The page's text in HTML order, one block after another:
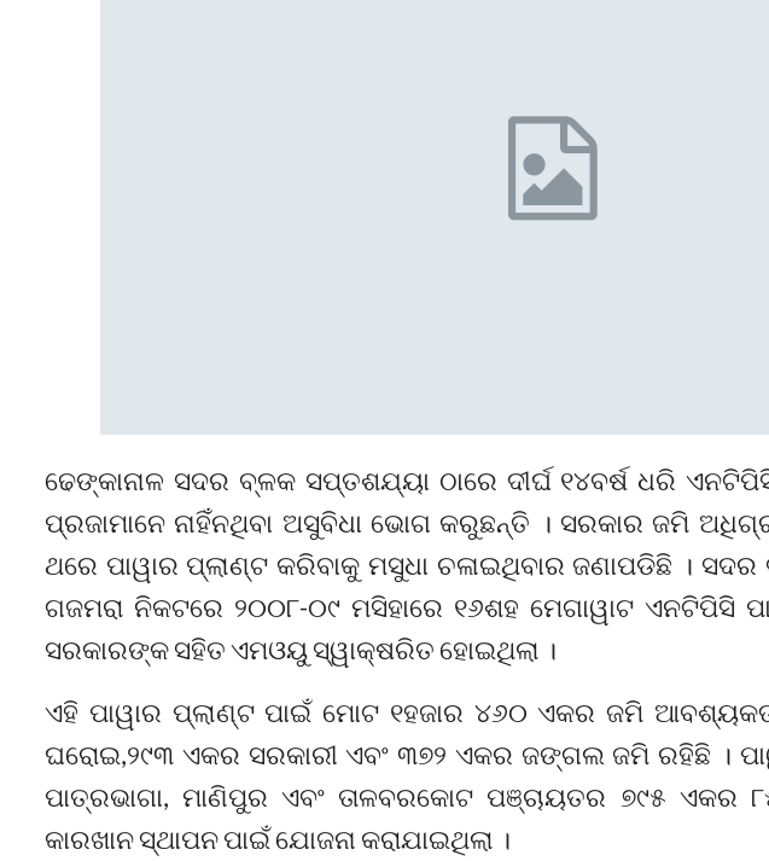
ଢେଙ୍କାନାଳ ସଦର ବ୍ଳକ ସପ୍ତଶଯ୍ୟା ଠାରେ ଦୀର୍ଘ ୧୪ବର୍ଷ ଧରି
ପ୍ରଜାମାନେ ନାହିଁନଥିବା ଅସୁବିଧା ଭୋଗ କରୁଛନ୍ତି । ସରକାର ଜମି
ଥରେ ପାୱାର ପ୍ଲାଣ୍ଟ କରିବାକୁ ମସୁଧା ଚଳାଇଥିବାର ଜଣାପଡିଛି ।
ଗଜମରା ନିକଟରେ ୨୦୦୮-୦୯ ମସିହାରେ ୧୬ଶହ ମେଗାୱାଟ ଏନଟିପିସି
ସରକାରଙ୍କ ସହିତ ଏମଓୟୁ ସ୍ୱାକ୍ଷରିତ ହୋଇଥିଲା ।
ଏହି ପାୱାର ପ୍ଲାଣ୍ଟ ପାଇଁ ମୋଟ ୧ହଜାର ୪୬୦ ଏକର ଜମି
ଘରୋଇ,୨୯୩ ଏକର ସରକାରୀ ଏବଂ ୩୭୨ ଏକର ଜଙ୍ଗଲ ଜମି ରହିଛି ।
ପାତ୍ରଭାଗା, ମାଣିପୁର ଏବଂ ତାଳବରକୋଟ ପଞ୍ଚାୟତର ୭୯୫
କାରଖାନ ସ୍ଥାପନ ପାଇଁ ଯୋଜନା କରାଯାଇଥିଲା ।